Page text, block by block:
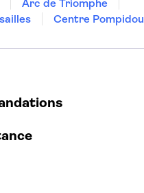
Arc de Triomphe
Centre Pompidou
Musée du Louvre
Montmartre